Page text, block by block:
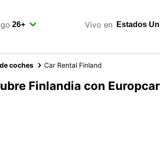
Vivo en
coches Car Rental Finland
Finlandia con Europcar